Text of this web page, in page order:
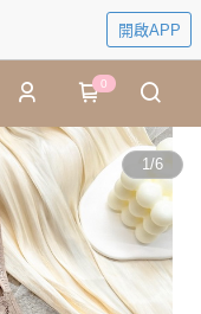
開啟APP
0
1/6